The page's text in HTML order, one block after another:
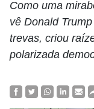
Como uma
vê Donald
trevas, criou
polarizada